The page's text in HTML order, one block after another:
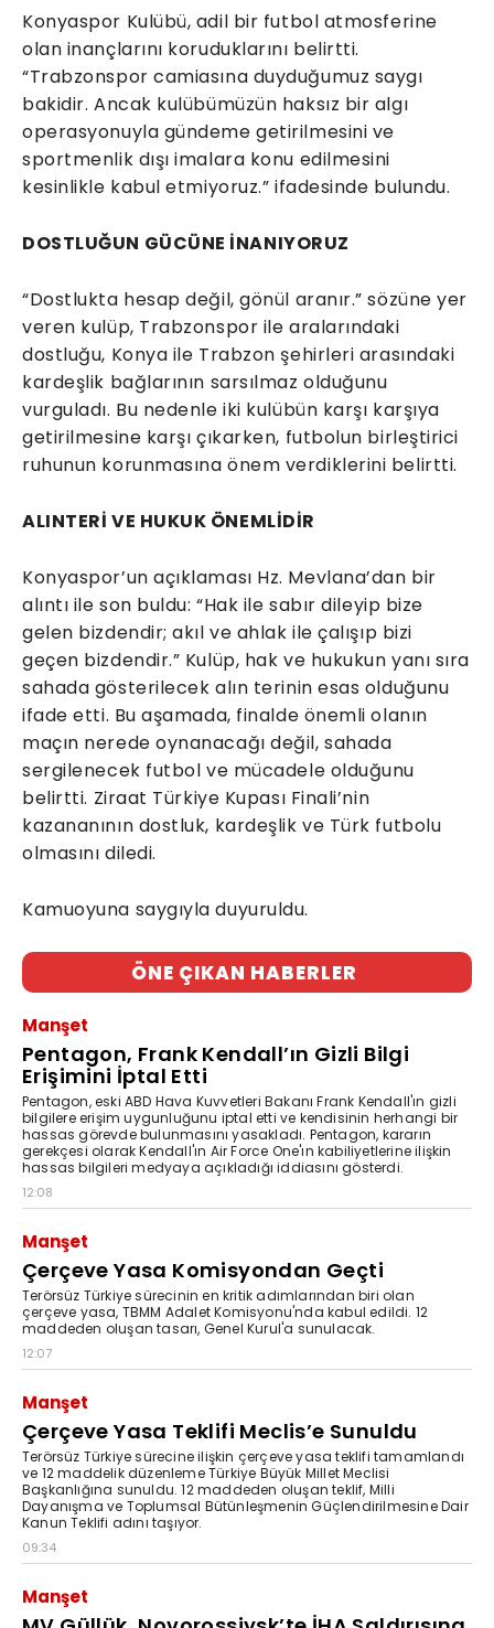
Konyaspor Kulübü, adil bir futbol atmosferine
olan inançlarını koruduklarını belirtti.
“Trabzonspor camiasına duyduğumuz saygı
bakidir. Ancak kulübümüzün haksız bir algı
operasyonuyla gündeme getirilmesini ve
sportmenlik dışı imalara konu edilmesini
kesinlikle kabul etmiyoruz.” ifadesinde bulundu.
DOSTLUĞUN GÜCÜNE İNANIYORUZ
“Dostlukta hesap değil, gönül aranır.” sözüne yer
veren kulüp, Trabzonspor ile aralarındaki
dostluğu, Konya ile Trabzon şehirleri arasındaki
kardeşlik bağlarının sarsılmaz olduğunu
vurguladı. Bu nedenle iki kulübün karşı karşıya
getirilmesine karşı çıkarken, futbolun birleştirici
ruhunun korunmasına önem verdiklerini belirtti.
ALINTERİ VE HUKUK ÖNEMLİDİR
Konyaspor’un açıklaması Hz. Mevlana’dan bir
alıntı ile son buldu: “Hak ile sabır dileyip bize
gelen bizdendir; akıl ve ahlak ile çalışıp bizi
geçen bizdendir.” Kulüp, hak ve hukukun yanı sıra
sahada gösterilecek alın terinin esas olduğunu
ifade etti. Bu aşamada, finalde önemli olanın
maçın nerede oynanacağı değil, sahada
sergilenecek futbol ve mücadele olduğunu
belirtti. Ziraat Türkiye Kupası Finali’nin
kazananının dostluk, kardeşlik ve Türk futbolu
olmasını diledi.
Kamuoyuna saygıyla duyuruldu.
ÖNE ÇIKAN HABERLER
Manşet
Pentagon, Frank Kendall’ın Gizli Bilgi
Erişimini İptal Etti
Pentagon, eski ABD Hava Kuvvetleri Bakanı Frank Kendall'ın gizli
bilgilere erişim uygunluğunu iptal etti ve kendisinin herhangi bir
hassas görevde bulunmasını yasakladı. Pentagon, kararın
gerekçesi olarak Kendall'ın Air Force One'ın kabiliyetlerine ilişkin
hassas bilgileri medyaya açıkladığı iddiasını gösterdi.
12:08
Manşet
Çerçeve Yasa Komisyondan Geçti
Terörsüz Türkiye sürecinin en kritik adımlarından biri olan
çerçeve yasa, TBMM Adalet Komisyonu'nda kabul edildi. 12
maddeden oluşan tasarı, Genel Kurul'a sunulacak.
12:07
Manşet
Çerçeve Yasa Teklifi Meclis’e Sunuldu
Terörsüz Türkiye sürecine ilişkin çerçeve yasa teklifi tamamlandı
ve 12 maddelik düzenleme Türkiye Büyük Millet Meclisi
Başkanlığına sunuldu. 12 maddeden oluşan teklif, Milli
Dayanışma ve Toplumsal Bütünleşmenin Güçlendirilmesine Dair
Kanun Teklifi adını taşıyor.
09:34
Manşet